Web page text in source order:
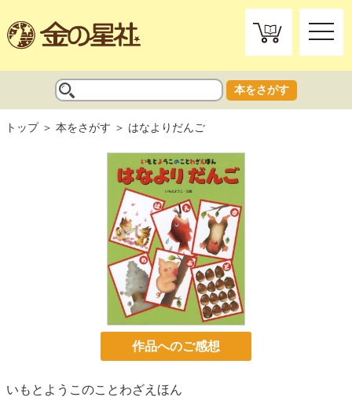
toggle
本をさがす
トップ 本をさがす はなよりだんご
作品へのご感想
いもとようこのことわざえほん